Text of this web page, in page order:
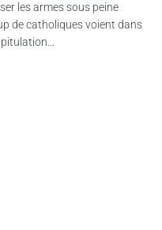
les armes sous peine
de catholiques voient dans